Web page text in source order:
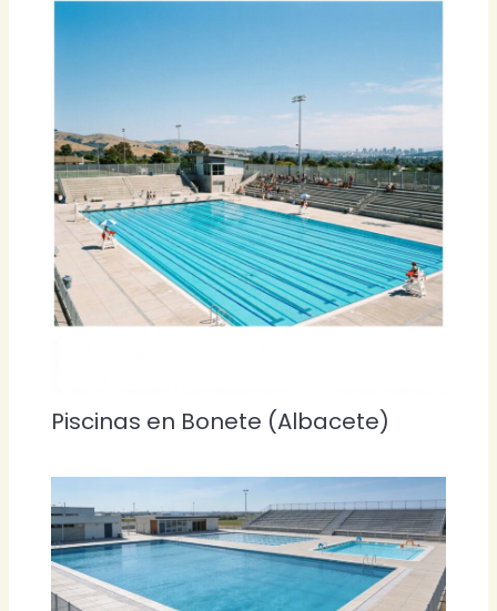
Piscinas en Bonete (Albacete)